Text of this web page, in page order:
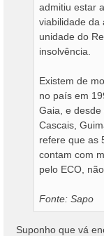
admitiu estar
viabilidade da
unidade do
insolvência.
Existem de
no país em
Gaia, e desde
Cascais,
refere que as
contam com
pelo ECO,
Fonte: Sapo
Suponho que vá